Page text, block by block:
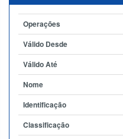
Operações
Válido Desde
Válido Até
Nome
Identificação
Classificação